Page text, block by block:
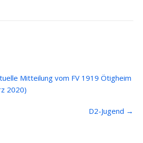
Mitteilung vom FV 1919 Ötigheim
2020)
D2-Jugend →